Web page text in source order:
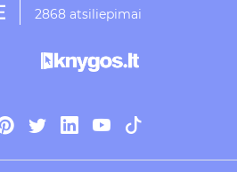
2868 atsiliepimai